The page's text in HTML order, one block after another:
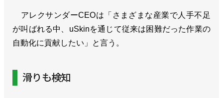
アレクサンダーCEOは「さまざまな産業で人手不足
が叫ばれる中、uSkinを通じて従来は困難だった作業の
自動化に貢献したい」と言う。
滑りも検知